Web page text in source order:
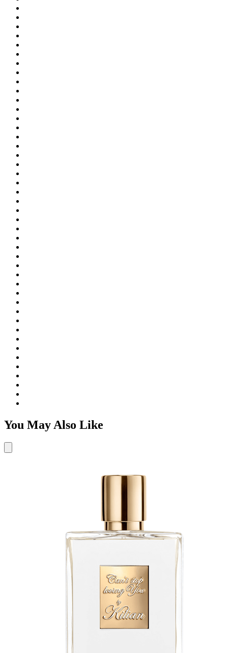
You May Also Like